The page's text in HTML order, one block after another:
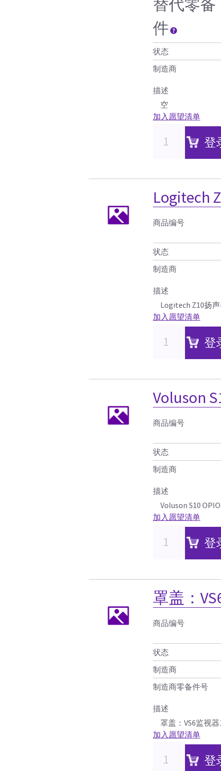
替代零备
件
状态
制造商
描述
空
加入愿望清单
登
Logitech
商品编号
状态
制造商
描述
Logitech Z10扬
加入愿望清单
登
Voluson
商品编号
状态
制造商
描述
Voluson S10
加入愿望清单
登
罩盖：
商品编号
状态
制造商
制造商零备件号
描述
罩盖：VS6监视
加入愿望清单
登